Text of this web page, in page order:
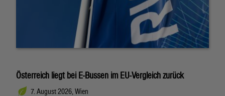
Österreich liegt bei E-Bussen im EU-Vergleich zurück
7. August 2026, Wien